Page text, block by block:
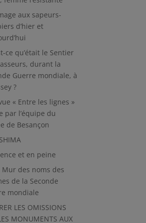
aux sapeurs-
d’hier et
ce qu’était le Sentier
durant la
Guerre mondiale, à
?
« Entre les lignes »
par l’équipe du
de Besançon
et en peine
Mur des noms des
de la Seconde
mondiale
LES OMISSIONS
MONUMENTS AUX